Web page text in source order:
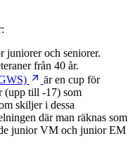
juniorer och seniorer.
från 40 år.
är en cup för
(upp till -17) som
skiljer i dessa
där man räknas som
junior VM och junior EM